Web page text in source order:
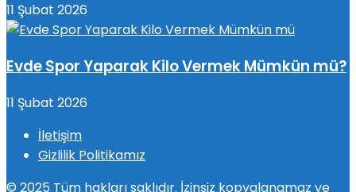
11 Şubat 2026
Evde Spor Yaparak Kilo Vermek Mümkün mü?
11 Şubat 2026
İletişim
Gizlilik Politikamız
© 2025 Tüm hakları saklıdır. İzinsiz kopyalanamaz ve